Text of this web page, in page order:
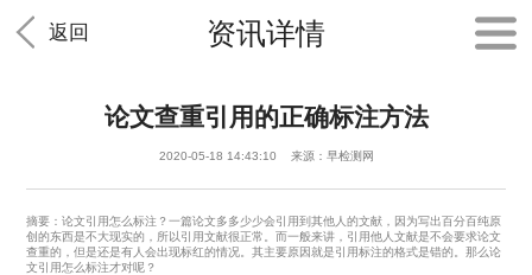
返回 资讯详情
论文查重引用的正确标注方法
2020-05-18 14:43:10 来源：早检测网
摘要：论文引用怎么标注？一篇论文多多少少会引用到其他人的文献，因为写出百分百纯原
创的东西是不大现实的，所以引用文献很正常。而一般来讲，引用他人文献是不会要求论文
查重的，但是还是有人会出现标红的情况。其主要原因就是引用标注的格式是错的。那么论
文引用怎么标注才对呢？